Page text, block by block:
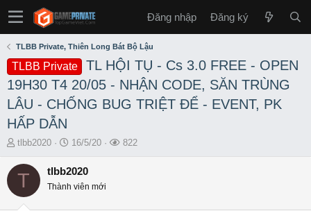
Đăng nhập Đăng ký
TLBB Private, Thiên Long Bát Bộ Lậu
TLBB Private
TL HỘI TỤ - Cs 3.0 FREE - OPEN
19H30 T4 20/05 - NHẬN CODE, SĂN TRÙNG
LÂU - CHỐNG BUG TRIỆT ĐỂ - EVENT, PK
HẤP DẪN
T
r
tlbb2020
S
a
16/5/20
L
822
T tlbb2020
Thành viên mới